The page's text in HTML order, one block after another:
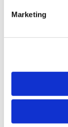
Marketing